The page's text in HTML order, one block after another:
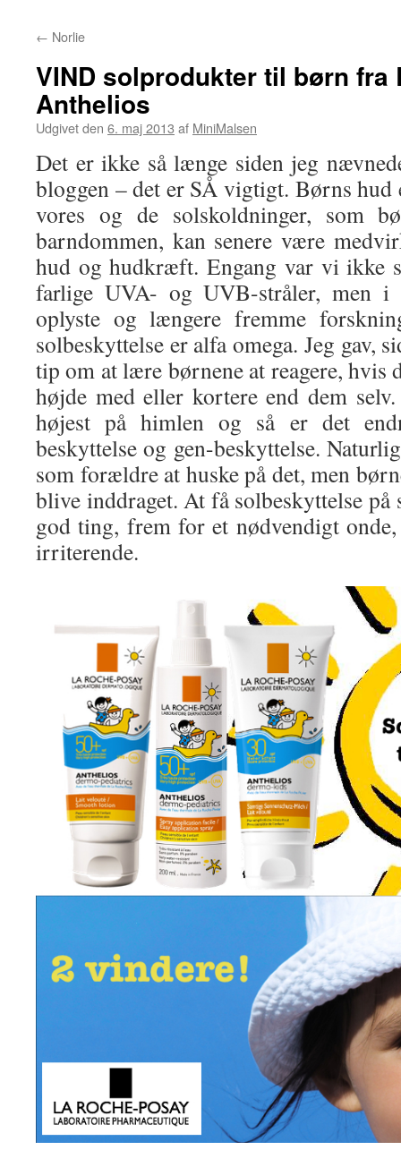
← Norlie
VIND solprodukter til børn fra
Anthelios
Udgivet den 6. maj 2013 af MiniMalsen
Det er ikke så længe siden jeg
bloggen – det er SÅ vigtigt. Børns hud
vores og de solskoldninger, som
barndommen, kan senere være
hud og hudkræft. Engang var vi ikke
farlige UVA- og UVB-stråler, men
oplyste og længere fremme
solbeskyttelse er alfa omega. Jeg gav,
tip om at lære børnene at reagere, hvis
højde med eller kortere end dem
højest på himlen og så er det
beskyttelse og gen-beskyttelse.
som forældre at huske på det, men
blive inddraget. At få solbeskyttelse
god ting, frem for et nødvendigt
irriterende.